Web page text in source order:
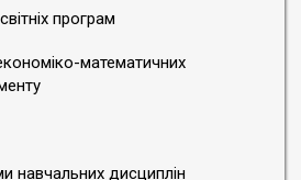
програм
математичних
навчальних дисциплін